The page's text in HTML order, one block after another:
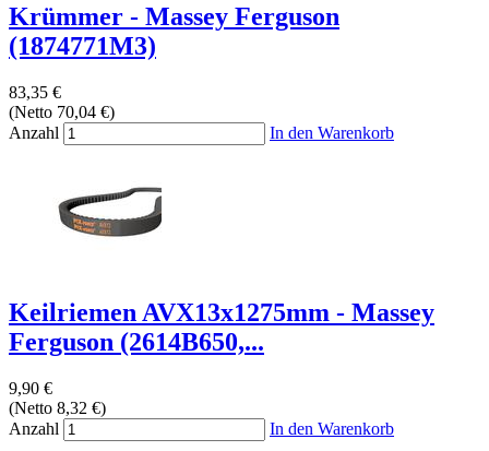
Krümmer - Massey Ferguson
(1874771M3)
83,35 €
(Netto 70,04 €)
Anzahl
In den Warenkorb
Keilriemen AVX13x1275mm - Massey
Ferguson (2614B650,...
9,90 €
(Netto 8,32 €)
Anzahl
In den Warenkorb